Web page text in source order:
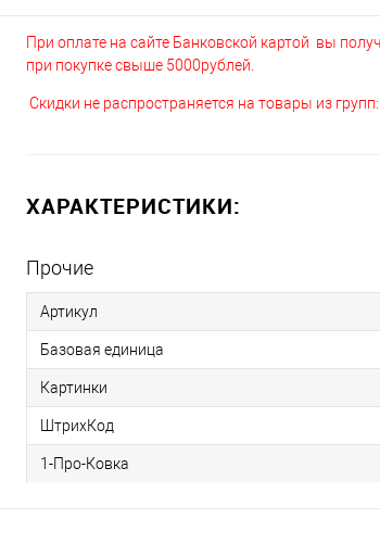
При оплате на сайте Банковской картой вы
при покупке свыше 5000рублей.
Скидки не распространяется на товары из
ХАРАКТЕРИСТИКИ:
Прочие
Артикул
Базовая единица
Картинки
ШтрихКод
1-Про-Ковка